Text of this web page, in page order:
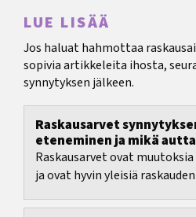
LUE LISÄÄ
Jos haluat hahmottaa
sopivia artikkeleita ihosta,
synnytyksen jälkeen.
Raskausarvet
eteneminen ja mikä
Raskausarvet ovat
ja ovat hyvin yleisiä